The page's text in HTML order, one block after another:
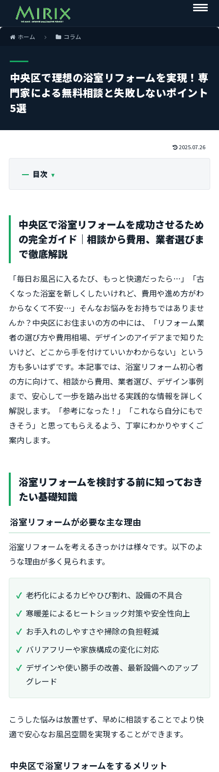
ホーム コラム
中央区で理想の浴室リフォームを実現！専
門家による無料相談と失敗しないポイント
5選
2025.07.26
目次
中央区で浴室リフォームを成功させるため
の完全ガイド｜相談から費用、業者選びま
で徹底解説
「毎日お風呂に入るたび、もっと快適だったら…」「古
くなった浴室を新しくしたいけれど、費用や進め方がわ
からなくて不安…」そんなお悩みをお持ちではありませ
んか？中央区にお住まいの方の中には、「リフォーム業
者の選び方や費用相場、デザインのアイデアまで知りた
いけど、どこから手を付けていいかわからない」という
方も多いはずです。本記事では、浴室リフォーム初心者
の方に向けて、相談から費用、業者選び、デザイン事例
まで、安心して一歩を踏み出せる実践的な情報を詳しく
解説します。「参考になった！」「これなら自分にもで
きそう」と思ってもらえるよう、丁寧にわかりやすくご
案内します。
浴室リフォームを検討する前に知っておき
たい基礎知識
浴室リフォームが必要な主な理由
浴室リフォームを考えるきっかけは様々です。以下のよ
うな理由が多く見られます。
老朽化によるカビやひび割れ、設備の不具合
寒暖差によるヒートショック対策や安全性向上
お手入れのしやすさや掃除の負担軽減
バリアフリーや家族構成の変化に対応
デザインや使い勝手の改善、最新設備へのアップ
グレード
こうした悩みは放置せず、早めに相談することでより快
適で安心なお風呂空間を実現することができます。
中央区で浴室リフォームをするメリット